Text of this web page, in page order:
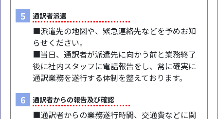
5 通訳者派遣
■派遣先の地図や、緊急連絡先などを予めお知
らせください。
■当日、通訳者が派遣先に向かう前と業務終了
後に社内スタッフに電話報告をし、常に確実に
通訳業務を遂行する体制を整えております。
6 通訳者からの報告及び確認
■通訳者からの業務遂行時間、交通費などに関